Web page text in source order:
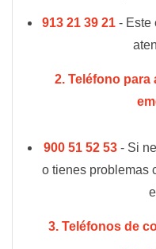
913 21 39 21- Este
2. Teléfono para
900 51 52 53 - Si
o tienes problemas
3. Teléfonos de